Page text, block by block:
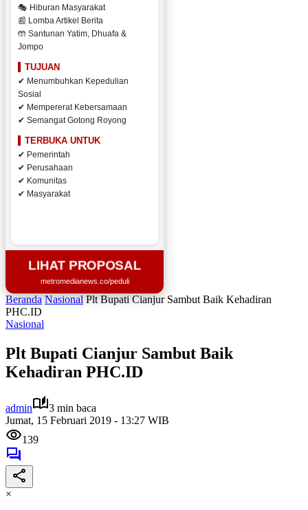
🎭 Hiburan Masyarakat
📰 Lomba Artikel Berita
🤲 Santunan Yatim, Dhuafa &
Jompo
TUJUAN
✔ Menumbuhkan Kepedulian
Sosial
✔ Mempererat Kebersamaan
✔ Semangat Gotong Royong
TERBUKA UNTUK
✔ Pemerintah
✔ Perusahaan
✔ Komunitas
✔ Masyarakat
LIHAT PROPOSAL
metromedianews.co/peduli
Beranda Nasional Plt Bupati Cianjur Sambut Baik Kehadiran
PHC.ID
Nasional
Plt Bupati Cianjur Sambut Baik
Kehadiran PHC.ID
admin
3 min baca
Jumat, 15 Februari 2019 - 13:27 WIB
139
×